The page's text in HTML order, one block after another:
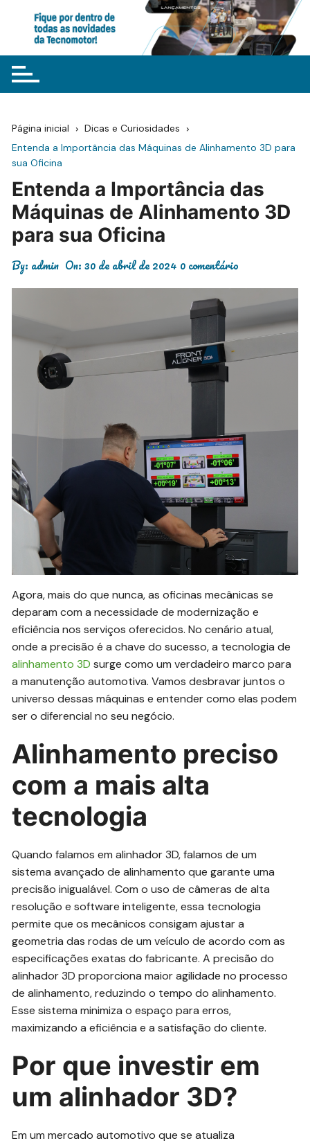
conteúdo
Página inicial
Dicas e Curiosidades
Entenda a Importância das Máquinas de Alinhamento 3D para
sua Oficina
Entenda a Importância das
Máquinas de Alinhamento 3D
para sua Oficina
By: admin On:30 de abril de 2024 0 comentário
Agora, mais do que nunca, as oficinas mecânicas se
deparam com a necessidade de modernização e
eficiência nos serviços oferecidos. No cenário atual,
onde a precisão é a chave do sucesso, a tecnologia de
alinhamento 3D surge como um verdadeiro marco para
a manutenção automotiva. Vamos desbravar juntos o
universo dessas máquinas e entender como elas podem
ser o diferencial no seu negócio.
Alinhamento preciso
com a mais alta
tecnologia
Quando falamos em alinhador 3D, falamos de um
sistema avançado de alinhamento que garante uma
precisão inigualável. Com o uso de câmeras de alta
resolução e software inteligente, essa tecnologia
permite que os mecânicos consigam ajustar a
geometria das rodas de um veículo de acordo com as
especificações exatas do fabricante. A precisão do
alinhador 3D proporciona maior agilidade no processo
de alinhamento, reduzindo o tempo do alinhamento.
Esse sistema minimiza o espaço para erros,
maximizando a eficiência e a satisfação do cliente.
Por que investir em
um alinhador 3D?
Em um mercado automotivo que se atualiza